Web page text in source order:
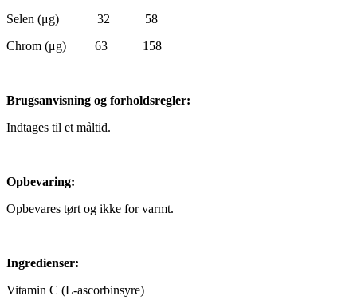
Selen (μg) 32 58
Chrom (μg) 63 158
Brugsanvisning og forholdsregler:
Indtages til et måltid.
Opbevaring:
Opbevares tørt og ikke for varmt.
Ingredienser:
Vitamin C (L-ascorbinsyre)